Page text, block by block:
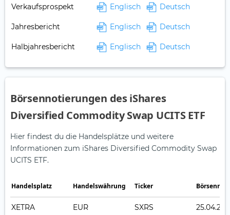
Verkaufsprospekt Englisch Deutsch
Jahresbericht Englisch Deutsch
Halbjahresbericht Englisch Deutsch
Börsennotierungen des iShares
Diversified Commodity Swap UCITS ETF
Hier findest du die Handelsplätze und weitere
Informationen zum iShares Diversified Commodity Swap
UCITS ETF.
Handelsplatz Handelswährung Ticker
XETRA EUR SXRS